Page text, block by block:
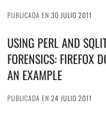
PUBLICADA EN 30 JULIO 2011
USING PERL AND
FORENSICS: FIREFOX
AN EXAMPLE
PUBLICADA EN 24 JULIO 2011